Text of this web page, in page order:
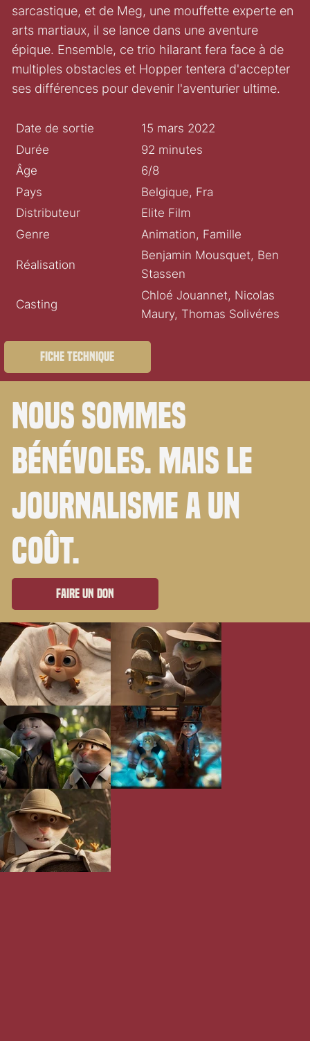
sarcastique, et de Meg, une mouffette experte en
arts martiaux, il se lance dans une aventure
épique. Ensemble, ce trio hilarant fera face à de
multiples obstacles et Hopper tentera d'accepter
ses différences pour devenir l'aventurier ultime.
Date de sortie
15 mars 2022
Durée
92 minutes
Âge
6/8
Pays
Belgique, Fra
Distributeur
Elite Film
Genre
Animation, Famille
Réalisation
Benjamin Mousquet, Ben
Stassen
Casting
Chloé Jouannet, Nicolas
Maury, Thomas Solivéres
Fiche technique
Nous sommes
bénévoles. Mais le
journalisme a un
coût.
Faire un don